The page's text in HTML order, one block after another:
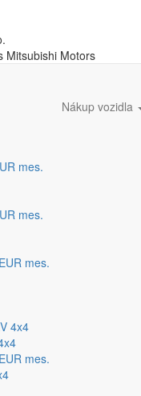
Mitsubishi Motors
mes.
mes.
mes.
mes.
Nákup vozidla